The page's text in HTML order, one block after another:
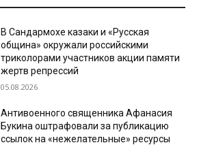
В Сандармохе казаки и «Русская
община» окружали российскими
триколорами участников акции памяти
жертв репрессий
05.08.2026
Антивоенного священника Афанасия
Букина оштрафовали за публикацию
ссылок на «нежелательные» ресурсы